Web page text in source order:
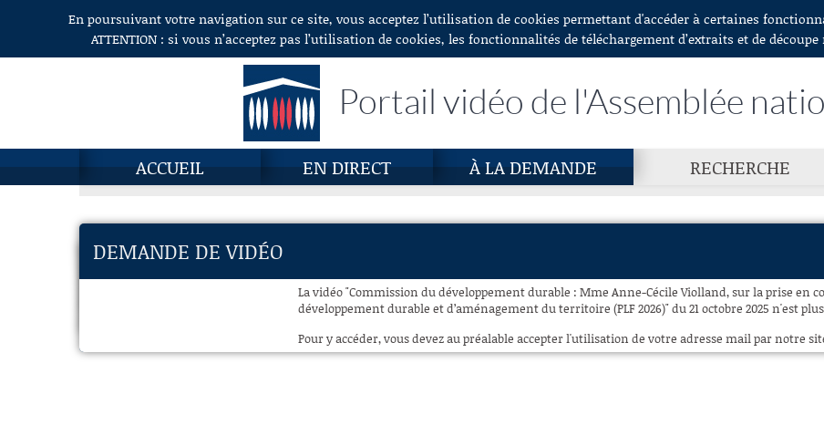
Aller au contenuEn poursuivant votre navigation sur ce site, vous acceptez l’utilisation de cookies permettant d'accéder à certaines
ATTENTION : si vous n’acceptez pas l’utilisation de cookies, les fonctionnalités de téléchargement d’extraits et de
Portail vidéo de l'Assemblée
ACCUEIL EN DIRECT À LA DEMANDE RECHERCHE
DEMANDE DE VIDÉO
La vidéo "Commission du développement durable : Mme Anne-Cécile Violland, sur la prise en
développement durable et d’aménagement du territoire (PLF 2026)" du 21 octobre 2025 n'est
Pour y accéder, vous devez au préalable accepter l'utilisation de votre adresse mail par notre